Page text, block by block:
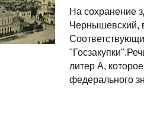
На сохранение
Чернышевский,
литер А,
федерального